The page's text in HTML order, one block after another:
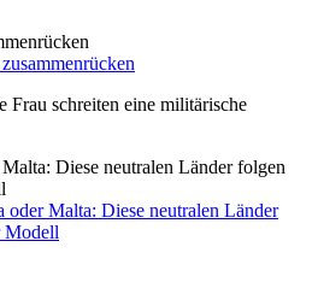
Diese neutralen Länder folgen
oder Malta: Diese neutralen Länder
Modell